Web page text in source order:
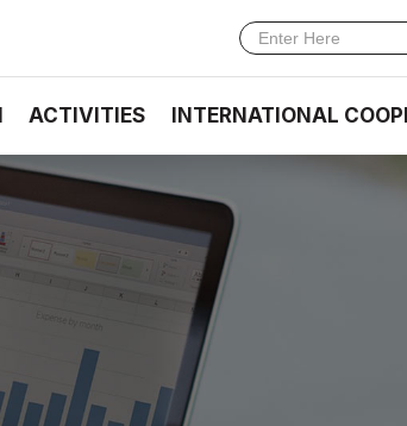
ACTIVITIES INTERNATIONAL